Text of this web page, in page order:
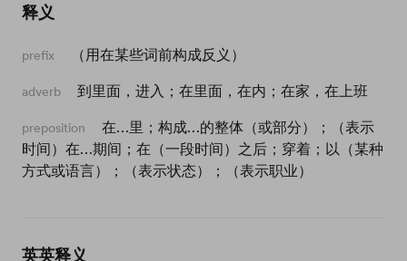
释义
prefix （用在某些词前构成反义）
adverb 到里面，进入；在里面，在内；在家，在上班
preposition
在…里；构成…的整体（或部分）；（表示
时间）在…期间；在（一段时间）之后；穿着；以（某种
方式或语言）；（表示状态）；（表示职业）
英英释义